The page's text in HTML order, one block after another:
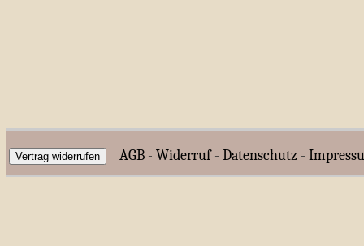
Vertrag widerrufen AGB - Widerruf- Datenschutz -